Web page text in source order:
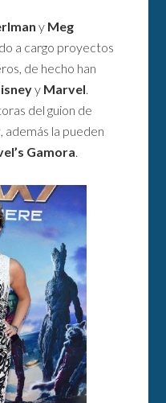
y Meg
a cargo proyectos
de hecho han
y Marvel.
del guion de
, además la pueden
Gamora.